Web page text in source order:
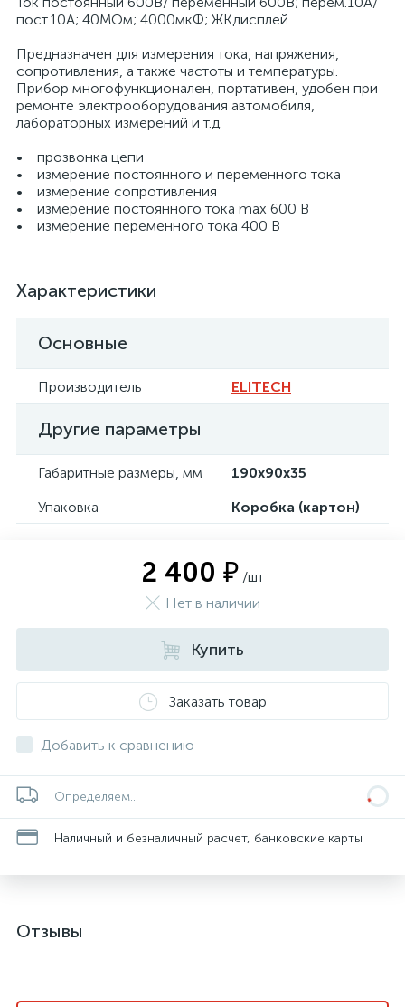
пост.10А; 40МОм; 4000мкФ; ЖКдисплей
Предназначен для измерения тока, напряжения,
сопротивления, а также частоты и температуры.
Прибор многофункционален, портативен, удобен при
ремонте электрооборудования автомобиля,
лабораторных измерений и т.д.
• прозвонка цепи
• измерение постоянного и переменного тока
• измерение сопротивления
• измерение постоянного тока max 600 В
• измерение переменного тока 400 В
Характеристики
Основные
Производитель ELITECH
Другие параметры
Габаритные размеры, мм
190х90х35
Упаковка
Коробка (картон)
2 400 ₽ /шт
Нет в наличии
Купить
Заказать товар
Добавить к сравнению
Определяем...
Наличный и безналичный расчет, банковские карты
Отзывы